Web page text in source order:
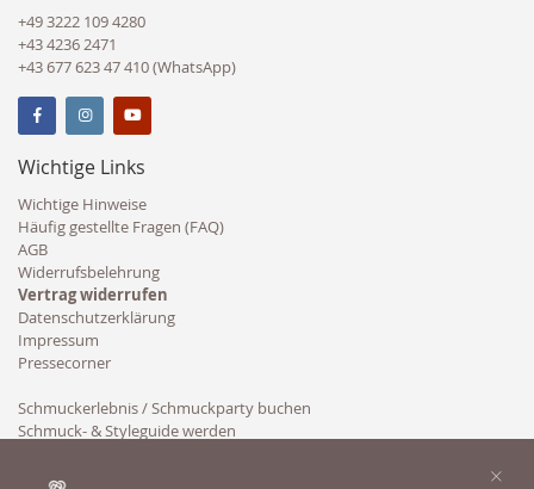
+49 3222 109 4280
+43 4236 2471
+43 677 623 47 410 (WhatsApp)
Wichtige Links
Wichtige Hinweise
Häufig gestellte Fragen (FAQ)
AGB
Widerrufsbelehrung
Vertrag widerrufen
Datenschutzerklärung
Impressum
Pressecorner
Schmuckerlebnis / Schmuckparty buchen
Schmuck- & Styleguide werden
×